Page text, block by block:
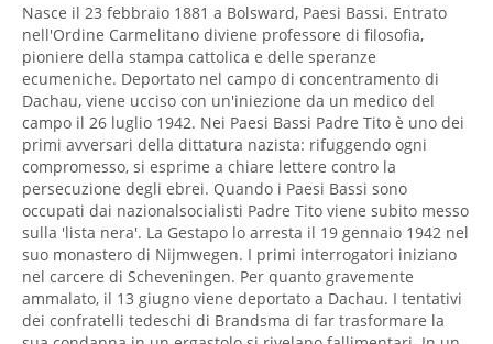
Nasce il 23 febbraio 1881 a Bolsward, Paesi Bassi. Entrato
nell'Ordine Carmelitano diviene professore di filosofia,
pioniere della stampa cattolica e delle speranze
ecumeniche. Deportato nel campo di concentramento di
Dachau, viene ucciso con un'iniezione da un medico del
campo il 26 luglio 1942. Nei Paesi Bassi Padre Tito è uno dei
primi avversari della dittatura nazista: rifuggendo ogni
compromesso, si esprime a chiare lettere contro la
persecuzione degli ebrei. Quando i Paesi Bassi sono
occupati dai nazionalsocialisti Padre Tito viene subito messo
sulla 'lista nera'. La Gestapo lo arresta il 19 gennaio 1942 nel
suo monastero di Nijmwegen. I primi interrogatori iniziano
nel carcere di Scheveningen. Per quanto gravemente
ammalato, il 13 giugno viene deportato a Dachau. I tentativi
dei confratelli tedeschi di Brandsma di far trasformare la